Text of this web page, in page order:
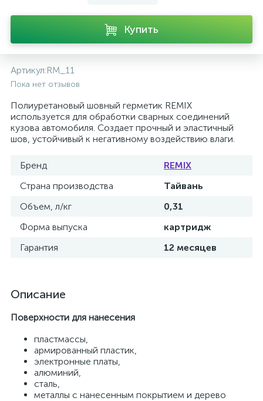
Купить
Артикул:RM_11
Пока нет отзывов
Полиуретановый шовный герметик REMIX
используется для обработки сварных соединений
кузова автомобиля. Создает прочный и эластичный
шов, устойчивый к негативному воздействию влаги.
Бренд
REMIX
Страна производства
Тайвань
Объем, л/кг
0,31
Форма выпуска
картридж
Гарантия
12 месяцев
Описание
Поверхности для нанесения
пластмассы,
армированный пластик,
электронные платы,
алюминий,
сталь,
металлы с нанесенным покрытием и дерево